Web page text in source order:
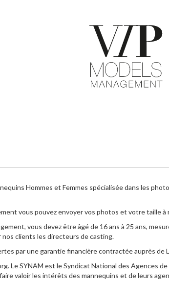
Hommes et Femmes spécialisée dans les
vous pouvez envoyer vos photos et votre taille à
vous devez être âgé de 16 ans à 25 ans,
nos clients les directeurs de casting.
par une garantie financière contractée auprès de
Le SYNAM est le Syndicat National des Agences
valoir les intérêts des mannequins et de leurs